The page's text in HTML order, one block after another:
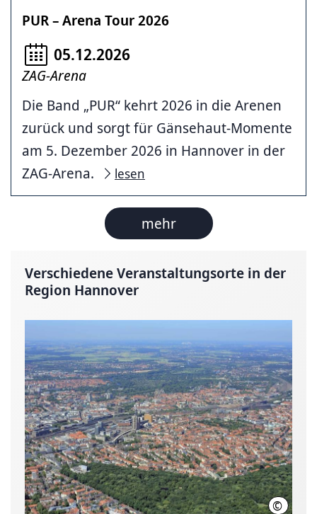
PUR – Arena Tour 2026
05.12.2026
ZAG-Arena
Die Band „PUR“ kehrt 2026 in die Arenen
zurück und sorgt für Gänsehaut-Momente
am 5. Dezember 2026 in Hannover in der
ZAG-Arena.
lesen
mehr
Verschiedene Veranstaltungsorte in der
Region Hannover
© Jochen